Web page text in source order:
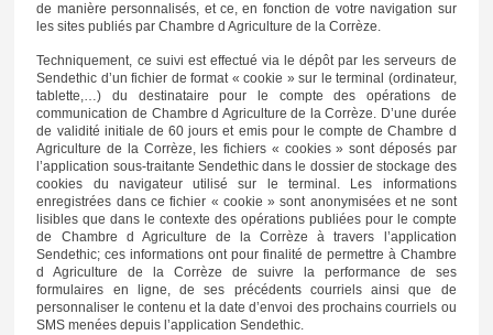
de manière personnalisés, et ce, en fonction de votre navigation sur
les sites publiés par Chambre d Agriculture de la Corrèze.
Techniquement, ce suivi est effectué via le dépôt par les serveurs de
Sendethic d’un fichier de format « cookie » sur le terminal (ordinateur,
tablette,…) du destinataire pour le compte des opérations de
communication de Chambre d Agriculture de la Corrèze. D’une durée
de validité initiale de 60 jours et emis pour le compte de Chambre d
Agriculture de la Corrèze, les fichiers « cookies » sont déposés par
l’application sous-traitante Sendethic dans le dossier de stockage des
cookies du navigateur utilisé sur le terminal. Les informations
enregistrées dans ce fichier « cookie » sont anonymisées et ne sont
lisibles que dans le contexte des opérations publiées pour le compte
de Chambre d Agriculture de la Corrèze à travers l’application
Sendethic; ces informations ont pour finalité de permettre à Chambre
d Agriculture de la Corrèze de suivre la performance de ses
formulaires en ligne, de ses précédents courriels ainsi que de
personnaliser le contenu et la date d’envoi des prochains courriels ou
SMS menées depuis l’application Sendethic.